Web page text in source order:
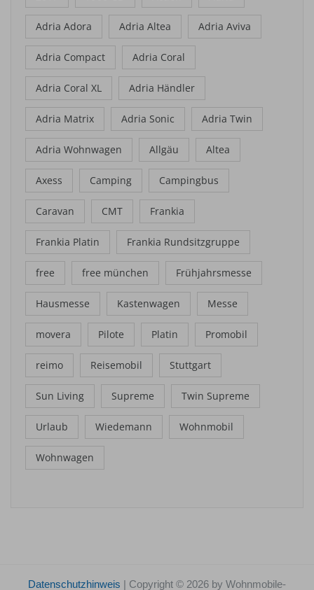
Adria Adora Adria Altea Adria Aviva
Adria Compact Adria Coral
Adria Coral XL Adria Händler
Adria Matrix Adria Sonic Adria Twin
Adria Wohnwagen Allgäu Altea
Axess Camping Campingbus
Caravan CMT Frankia
Frankia Platin Frankia Rundsitzgruppe
free free münchen Frühjahrsmesse
Hausmesse Kastenwagen Messe
movera Pilote Platin Promobil
reimo Reisemobil Stuttgart
Sun Living Supreme Twin Supreme
Urlaub Wiedemann Wohnmobil
Wohnwagen
Datenschutzhinweis | Copyright © 2026 by Wohnmobile-